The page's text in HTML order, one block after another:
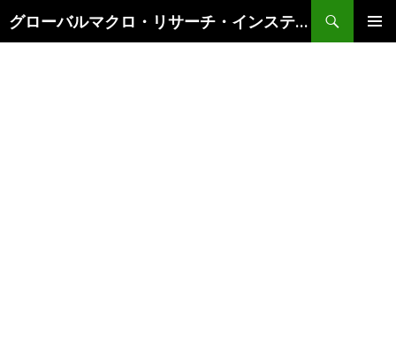
グローバルマクロ・リサーチ・インスティテュート
索